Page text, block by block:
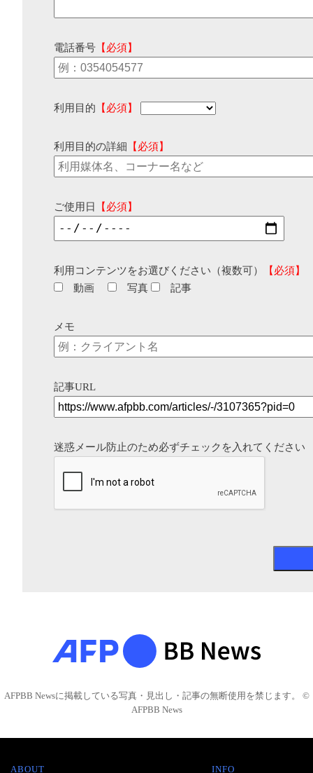
電話番号 【必須】
利用目的 【必須】
利用目的の詳細 【必須】
ご使用日 【必須】
利用コンテンツをお選びください（複数可）
【必須】
動画
写真 記事
メモ
記事URL
迷惑メール防止のため必ずチェックを入れてください
AFPBB Newsに掲載している写真・見出し・記事の無断使用を禁じます。 ©
AFPBB News
ABOUT INFO